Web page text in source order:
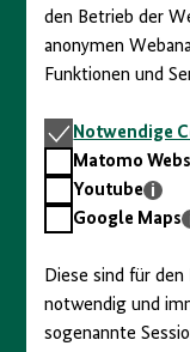
den Betrieb der
anonymen
Funktionen und
Notwendige
Cookies
Notwendige
Matomo
Webstatistik
Matomo
Youtube
Youtube
GoogleGoogle Maps
Diese sind für
notwendig und
sogenannte